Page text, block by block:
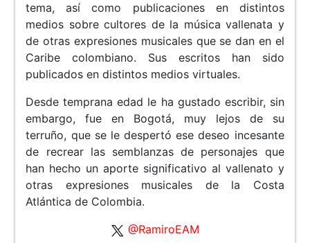
tema, así como publicaciones en distintos
medios sobre cultores de la música vallenata y
de otras expresiones musicales que se dan en el
Caribe colombiano. Sus escritos han sido
publicados en distintos medios virtuales.
Desde temprana edad le ha gustado escribir, sin
embargo, fue en Bogotá, muy lejos de su
terruño, que se le despertó ese deseo incesante
de recrear las semblanzas de personajes que
han hecho un aporte significativo al vallenato y
otras expresiones musicales de la Costa
Atlántica de Colombia.
@RamiroEAM